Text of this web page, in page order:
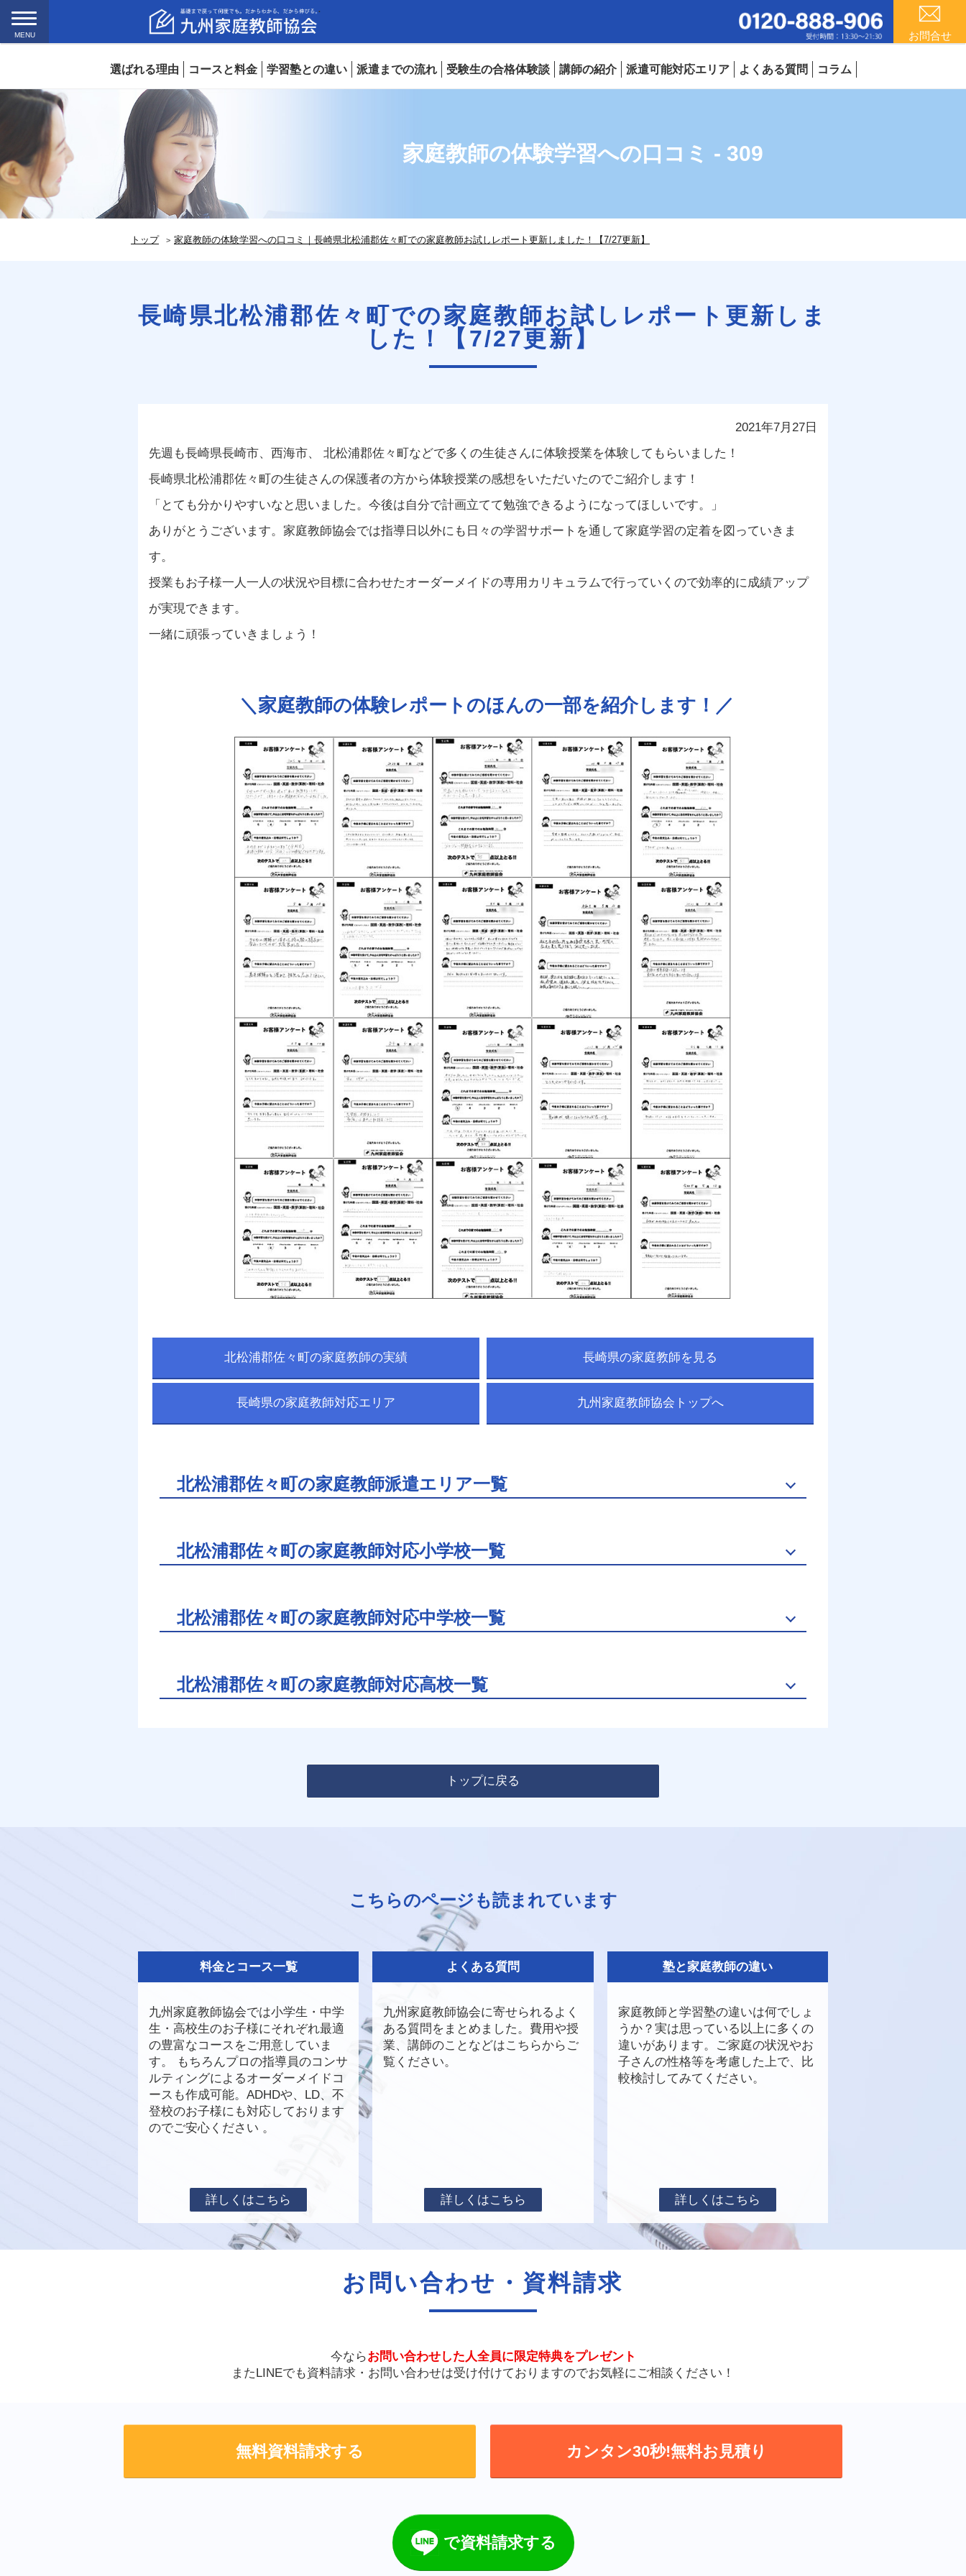
MENU お問合せ
選ばれる理由 コースと料金 学習塾との違い 派遣までの流れ 受験生の合格体験談 講師の紹介 派遣可能対応エリア よくある質問 コラム
家庭教師の体験学習への口コミ - 309
トップ 家庭教師の体験学習への口コミ｜長崎県北松浦郡佐々町での家庭教師お試しレポート更新しました！【7/27更新】
長崎県北松浦郡佐々町での家庭教師お試しレポート更新しま
した！【7/27更新】
2021年7月27日
先週も長崎県長崎市、西海市、 北松浦郡佐々町などで多くの生徒さんに体験授業を体験してもらいました！
長崎県北松浦郡佐々町の生徒さんの保護者の方から体験授業の感想をいただいたのでご紹介します！
「とても分かりやすいなと思いました。今後は自分で計画立てて勉強できるようになってほしいです。」
ありがとうございます。家庭教師協会では指導日以外にも日々の学習サポートを通して家庭学習の定着を図っていきま
す。
授業もお子様一人一人の状況や目標に合わせたオーダーメイドの専用カリキュラムで行っていくので効率的に成績アップ
が実現できます。
一緒に頑張っていきましょう！
＼ 家庭教師の体験レポートのほんの一部を紹介します！／
北松浦郡佐々町の家庭教師の実績 長崎県の家庭教師を見る
長崎県の家庭教師対応エリア 九州家庭教師協会トップへ
北松浦郡佐々町の家庭教師派遣エリア一覧
北松浦郡佐々町の家庭教師対応小学校一覧
北松浦郡佐々町の家庭教師対応中学校一覧
北松浦郡佐々町の家庭教師対応高校一覧
トップに戻る
こちらのページも読まれています
料金とコース一覧
九州家庭教師協会では小学生・中学
生・高校生のお子様にそれぞれ最適
の豊富なコースをご用意していま
す。 もちろんプロの指導員のコンサ
ルティングによるオーダーメイドコ
ースも作成可能。ADHDや、LD、不
登校のお子様にも対応しております
のでご安心ください 。
詳しくはこちら
よくある質問
九州家庭教師協会に寄せられるよく
ある質問をまとめました。費用や授
業、講師のことなどはこちらからご
覧ください。
詳しくはこちら
塾と家庭教師の違い
家庭教師と学習塾の違いは何でしょ
うか？実は思っている以上に多くの
違いがあります。ご家庭の状況やお
子さんの性格等を考慮した上で、比
較検討してみてください。
詳しくはこちら
お問い合わせ・資料請求
今ならお問い合わせした人全員に 限定特典をプレゼント
またLINEでも資料請求・お問い合わせは受け付けておりますのでお気軽にご相談ください！
無料資料請求する カンタン30秒!無料お見積り
で資料請求する